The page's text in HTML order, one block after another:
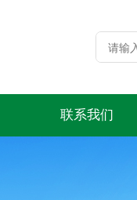
联系我们